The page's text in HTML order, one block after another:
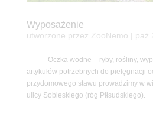
Wyposażenie
utworzone przez ZooNemo paź
Oczka wodne – ryby, rośliny,
artykułów potrzebnych do pielęgnacji
przydomowego stawu prowadzimy w
ulicy Sobieskiego (róg Piłsudskiego).